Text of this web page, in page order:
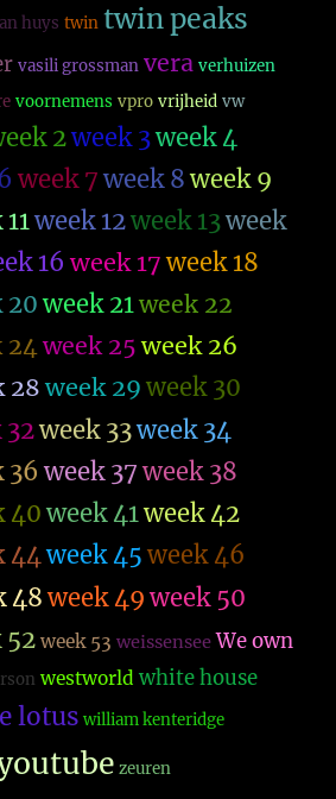
huys twin twin peaks
vasili grossman vera verhuizen
voornemens vpro vrijheid vw
2week 3week 4
week 7 week 8 week 9
week 12week 13week
16 week 17 week 18
20 week 21week 22
24week 25 week 26
28 week 29 week 30
32week 33week 34
36 week 37 week 38
40 week 41week 42
44week 45 week 46
48 week 49 week 50
52 week 53 weissensee We own
westworld white house
lotus william kenteridge
zeuren